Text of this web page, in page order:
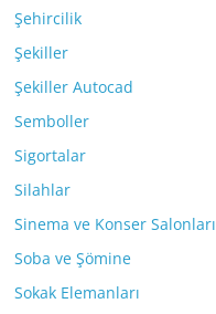
Şehircilik
Şekiller
Şekiller Autocad
Semboller
Sigortalar
Silahlar
Sinema ve Konser Salonları
Soba ve Şömine
Sokak Elemanları